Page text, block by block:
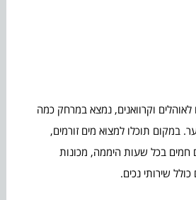
וקרוואנים, נמצא במרחק כמה
במקום תוכלו למצוא מים זורמים,
חמים בכל שעות היממה, מכונות
שירותי נכים.